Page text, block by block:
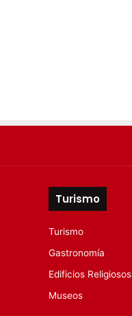
Turismo
Turismo
Gastronomía
Edificios Religiosos
Museos